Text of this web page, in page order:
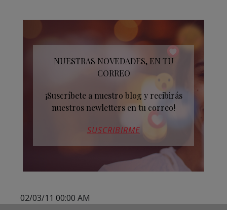
NUESTRAS NOVEDADES, EN TU
CORREO
¡Suscríbete a nuestro blog y recibirás
nuestros newletters en tu correo!
SUSCRIBIRME
02/03/11 00:00 AM